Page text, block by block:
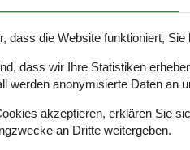
dass die Website funktioniert,
dass wir Ihre Statistiken
werden anonymisierte Daten an
akzeptieren, erklären Sie
an Dritte weitergeben.